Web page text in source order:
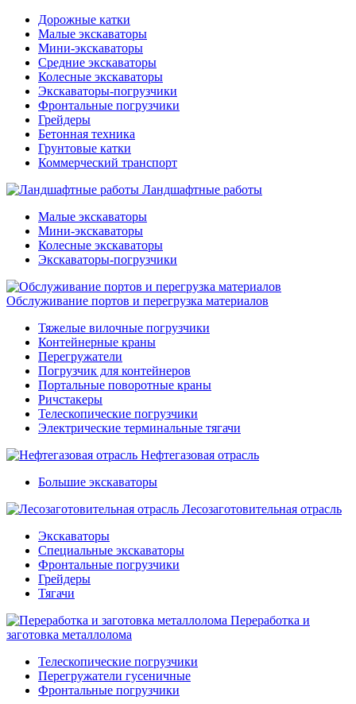
Дорожные катки
Малые экскаваторы
Мини-экскаваторы
Средние экскаваторы
Колесные экскаваторы
Экскаваторы-погрузчики
Фронтальные погрузчики
Грейдеры
Бетонная техника
Грунтовые катки
Коммерческий транспорт
Ландшафтные работы
Малые экскаваторы
Мини-экскаваторы
Колесные экскаваторы
Экскаваторы-погрузчики
Обслуживание портов и перегрузка материалов
Тяжелые вилочные погрузчики
Контейнерные краны
Перегружатели
Погрузчик для контейнеров
Портальные поворотные краны
Ричстакеры
Телескопические погрузчики
Электрические терминальные тягачи
Нефтегазовая отрасль
Большие экскаваторы
Лесозаготовительная отрасль
Экскаваторы
Специальные экскаваторы
Фронтальные погрузчики
Грейдеры
Тягачи
Переработка и
заготовка металлолома
Телескопические погрузчики
Перегружатели гусеничные
Фронтальные погрузчики